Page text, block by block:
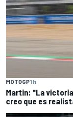
MOTOGP1 h
Martin: "La
creo que es